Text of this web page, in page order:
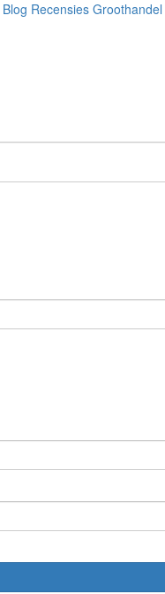
Blog Recensies Groothandel